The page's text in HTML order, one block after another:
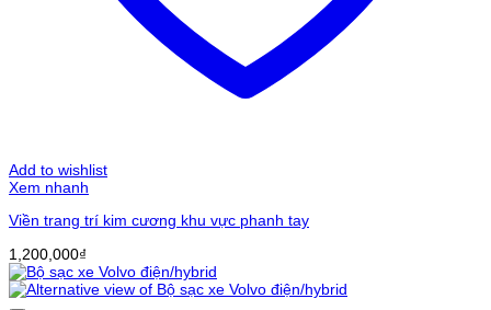
Add to wishlist
Xem nhanh
Viền trang trí kim cương khu vực phanh tay
1,200,000₫